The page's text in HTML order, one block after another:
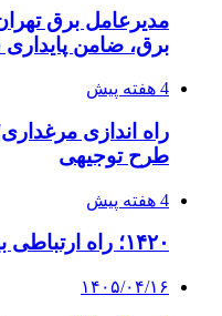
برق، ضامن
4 هفته پیش
راه اندازی
طرح توجیهی
4 هفته پیش
۱۴۲۰؛ راه ارتباطی بیمه شدگان تأمین‌اجتماعی
۱۴۰۵/۰۴/۱۶